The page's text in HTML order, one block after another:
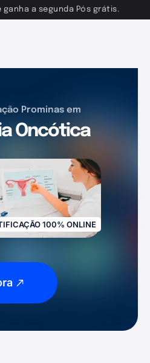
a segunda Pós grátis.
Prominas em
Oncótica
100% ONLINE